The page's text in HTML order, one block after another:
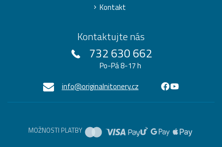
Kontakt
Kontaktujte nás
732 630 662
Po-Pá 8-17 h
info@originalnitonery.cz
MOŽNOSTI PLATBY